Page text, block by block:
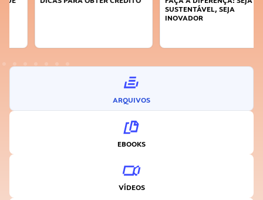
SUSTENTÁVEL, SEJA
INOVADOR
ARQUIVOS
EBOOKS
VÍDEOS